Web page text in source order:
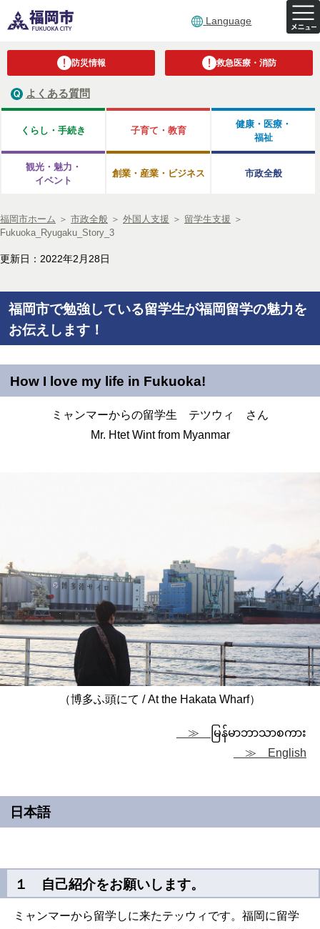
Language
防災情報 救急医療・消防
よくある質問
くらし・手続き 子育て・教育
健康・医療・
福祉
観光・魅力・
イベント
創業・産業・ビジネス 市政全般
福岡市ホーム ＞ 市政全般 ＞ 外国人支援 ＞ 留学生支援 ＞
Fukuoka_Ryugaku_Story_3
更新日：2022年2月28日
福岡市で勉強している留学生が福岡留学の魅力を
お伝えします！
How I love my life in Fukuoka!
ミャンマーからの留学生 テツウィ さん
Mr. Htet Wint from Myanmar
（博多ふ頭にて / At the Hakata Wharf）
≫
မြန်မာဘာသာစကား
≫ English
日本語
１ 自己紹介をお願いします。
ミャンマーから留学しに来たテッウィです。福岡に留学